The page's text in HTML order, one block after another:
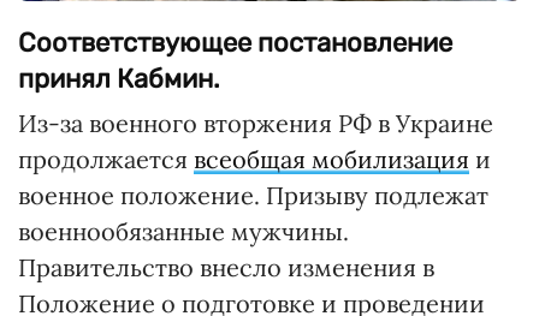
Соответствующее постановление
принял Кабмин.
Из-за военного вторжения РФ в Украине
продолжается всеобщая мобилизация и
военное положение. Призыву подлежат
военнообязанные мужчины.
Правительство внесло изменения в
Положение о подготовке и проведении